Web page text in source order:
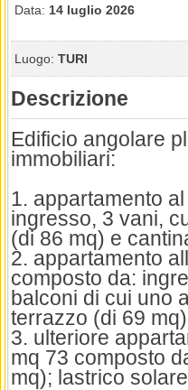
Data: 14 luglio 2026
Luogo: TURI
Descrizione
Edificio angolare
immobiliari:
1. appartamento
ingresso, 3 vani,
(di 86 mq) e
2. appartamento
composto da:
balconi di cui uno
terrazzo (di 69
3. ulteriore
mq 73 composto
mq); lastrico